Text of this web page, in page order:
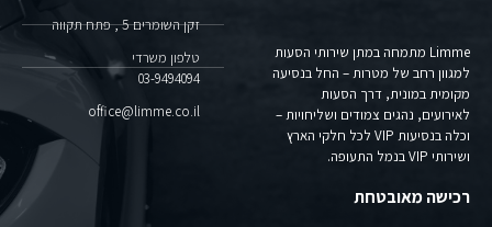
Limme מתמחה במתן שירותי הסעות
למגוון רחב של מטרות – החל בנסיעה
מקומית במונית, דרך הסעות
לאירועים, נהגים צמודים ושליחויות –
וכלה בנסיעות VIP לכל חלקי הארץ
ושירותי VIP בנמל התעופה.
זקן השומרים 5 , פתח תקווה
טלפון משרדי
03-9494094⁩
office@limme.co.il
רכישה מאובטחת